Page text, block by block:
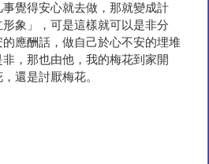
覺得安心就去做，那就變成計
象」，可是這樣就可以是非分
應酬話，做自己於心不安的埋堆
，那也由他，我的梅花到家開
還是討厭梅花。